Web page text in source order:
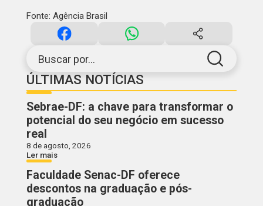
Buscar por...
ÚLTIMAS NOTÍCIAS
Sebrae-DF: a chave para transformar o
potencial do seu negócio em sucesso
real
8 de agosto, 2026
Ler mais
Faculdade Senac-DF oferece
descontos na graduação e pós-
graduação
Fonte: Agência Brasil